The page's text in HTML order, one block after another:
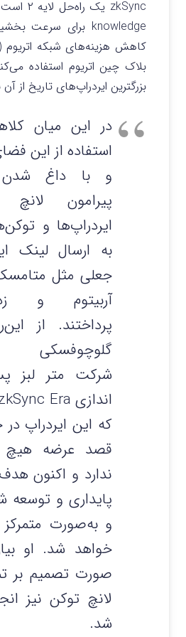
zkSync یک راه‌حل لایه ۲ است که از فناوری
knowledge برای سرعت
بلاک چین اتریوم استفاده
بزرگترین ایردراپ‌های تاریخ از
در این میان
استفاده از این
و با داغ شدن
پیرامون لانچ
ایردراپ‌ها و
به ارسال لینک‌
جعلی مثل
آربیتوم و
پرداختند. از
گلوچوفسکی
شرکت متر لبز
که این ایردراپ
قصد عرضه هیچ
ندارد و اکنون
پایداری و
و به‌صورت متمرکز
خواهد شد. او
صورت تصمیم بر
لانچ توکن نیز
شد.